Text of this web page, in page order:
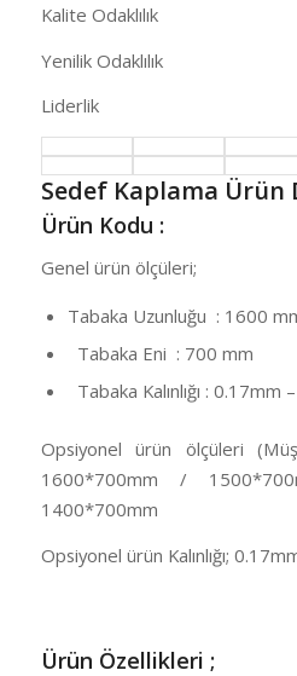
Kalite Odaklılık
Yenilik Odaklılık
Liderlik
Sedef Kaplama Ürün
Ürün Kodu :
Genel ürün ölçüleri;
Tabaka Uzunluğu : 1600
Tabaka Eni : 700 mm
Tabaka Kalınlığı :
Opsiyonel ürün ölçüleri
1600*700mm /
1400*700mm
Opsiyonel ürün Kalınlığı;
Ürün Özellikleri ;